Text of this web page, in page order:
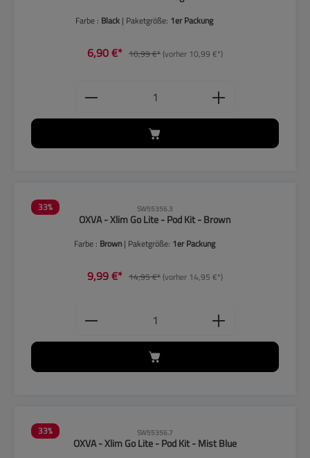
Farbe : Black | Paketgröße: 1er Packung
6,90 €* 10,99 €*(vorher 10,99 €*)
Produkt Anzahl: Gib den
33% SW55356.3
OXVA - Xlim Go Lite - Pod Kit - Brown
Farbe : Brown | Paketgröße: 1er Packung
9,99 €* 14,95 €*(vorher 14,95 €*)
Produkt Anzahl: Gib den
33% SW55356.7
OXVA - Xlim Go Lite - Pod Kit - Mist Blue